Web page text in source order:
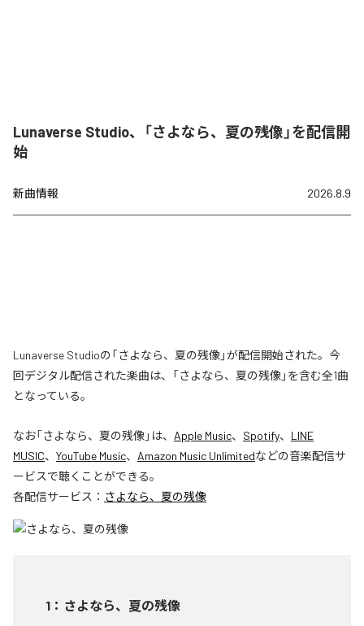
Lunaverse Studio、「さよなら、夏の残像」を配信開
始
新曲情報 2026.8.9
Lunaverse Studioの「さよなら、夏の残像」が配信開始された。今
回デジタル配信された楽曲は、「さよなら、夏の残像」を含む全1曲
となっている。
なお「さよなら、夏の残像」は、 Apple Music、 Spotify、 LINE
MUSIC、 YouTube Music、 Amazon Music Unlimitedなどの音楽配信サ
ービスで聴くことができる。
各配信サービス： さよなら、夏の残像
1 ： さよなら、夏の残像